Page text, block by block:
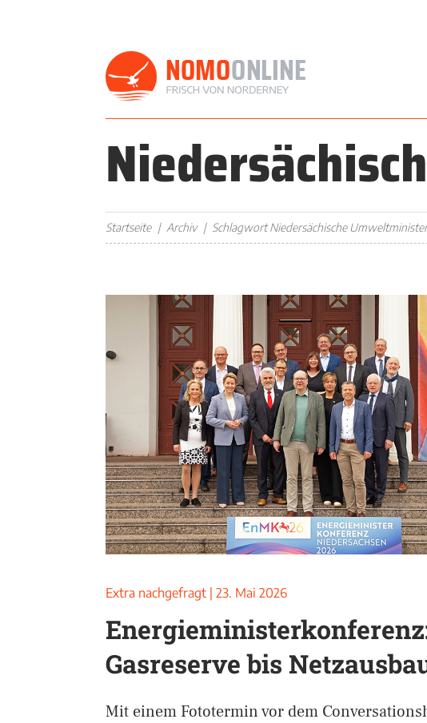
Startseite Archiv Schlagwort Niedersächische Umweltminister
Extra nachgefragt 23. Mai 2026
Gasreserve bis
Mit einem Fototermin vor dem